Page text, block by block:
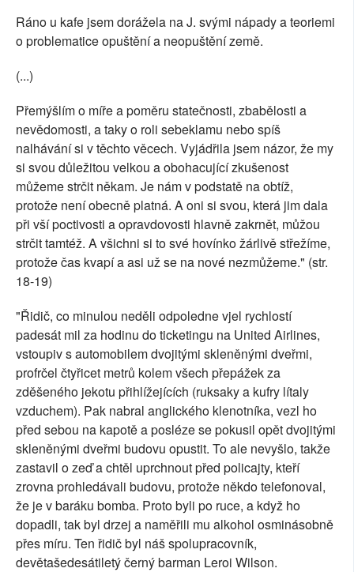
Ráno u kafe jsem dorážela na J. svými nápady a teoriemi
o problematice opuštění a neopuštění země.
(...)
Přemýšlím o míře a poměru statečnosti, zbabělosti a
nevědomosti, a taky o roli sebeklamu nebo spíš
nalhávání si v těchto věcech. Vyjádřila jsem názor, že my
si svou důležitou velkou a obohacující zkušenost
můžeme strčit někam. Je nám v podstatě na obtíž,
protože není obecně platná. A oni si svou, která jim dala
při vší poctivosti a opravdovosti hlavně zakrnět, můžou
strčit tamtéž. A všichni si to své hovínko žárlivě střežíme,
protože čas kvapí a asi už se na nové nezmůžeme." (str.
18-19)
"Řidič, co minulou neděli odpoledne vjel rychlostí
padesát mil za hodinu do ticketingu na United Airlines,
vstoupiv s automobilem dvojitými skleněnými dveřmi,
profrčel čtyřicet metrů kolem všech přepážek za
zděšeného jekotu přihlížejících (ruksaky a kufry lítaly
vzduchem). Pak nabral anglického klenotníka, vezl ho
před sebou na kapotě a posléze se pokusil opět dvojitými
skleněnými dveřmi budovu opustit. To ale nevyšlo, takže
zastavil o zeď a chtěl uprchnout před policajty, kteří
zrovna prohledávali budovu, protože někdo telefonoval,
že je v baráku bomba. Proto byli po ruce, a když ho
dopadli, tak byl drzej a naměřili mu alkohol osminásobně
přes míru. Ten řidič byl náš spolupracovník,
devětašedesátiletý černý barman Leroi Wilson.